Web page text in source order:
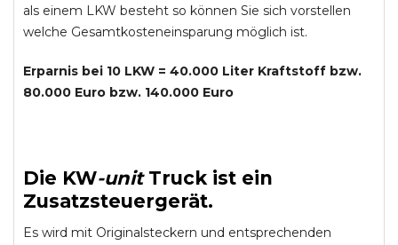
als einem LKW besteht so können Sie sich vorstellen
welche Gesamtkosteneinsparung möglich ist.
Erparnis bei 10 LKW = 40.000 Liter Kraftstoff bzw.
80.000 Euro bzw. 140.000 Euro
Die KW-unit Truckist ein
Zusatzsteuergerät.
Es wird mit Originalsteckern und entsprechenden